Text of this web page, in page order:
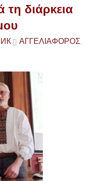
διάρκεια
ΑΓΓΕΛΙΑΦΟΡΟΣ